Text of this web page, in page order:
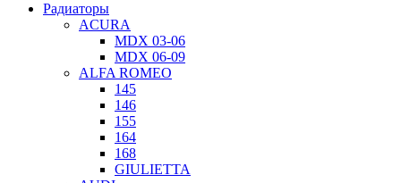
Радиаторы
ACURA
MDX 03-06
MDX 06-09
ALFA ROMEO
145
146
155
164
168
GIULIETTA